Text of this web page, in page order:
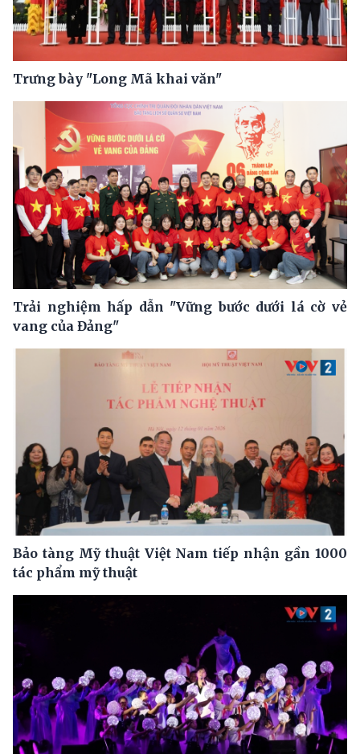
Trưng bày "Long Mã khai văn"
Trải nghiệm hấp dẫn "Vững bước dưới lá cờ vẻ
vang của Đảng"
Bảo tàng Mỹ thuật Việt Nam tiếp nhận gần 1000
tác phẩm mỹ thuật